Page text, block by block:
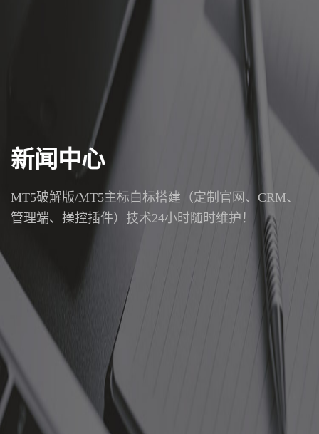
新闻中心
MT5破解版/MT5主标白标搭建（定制官网、CRM、
管理端、操控插件）技术24小时随时维护！